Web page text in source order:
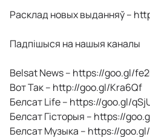
Расклад новых выданняў –
Падпішыся на нашыя каналы
Belsat News – https://goo.gl/
Вот Так – http://goo.gl/Kra6Qf
Белсат Life – https://goo.gl/
Белсат Гісторыя – https://
Белсат Музыка – https://